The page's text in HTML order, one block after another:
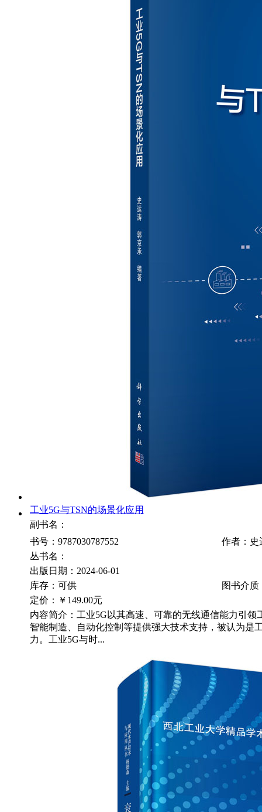
工业5G与TSN的场景化应用
副书名：
书号：9787030787552
作者：史
丛书名：
出版日期：2024-06-01
库存：可供
图书介质
定价：
￥149.00元
内容简介：工业5G以其高速、可靠的无线通信能力引领
智能制造、自动化控制等提供强大技术支持，被认为是
力。工业5G与时...